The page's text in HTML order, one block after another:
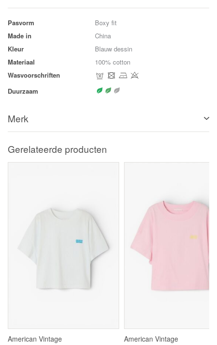
Pasvorm
Boxy fit
Made in
China
Kleur
Blauw dessin
Materiaal
100% cotton
Wasvoorschriften
Duurzaam
Merk
Gerelateerde producten
American Vintage American Vintage